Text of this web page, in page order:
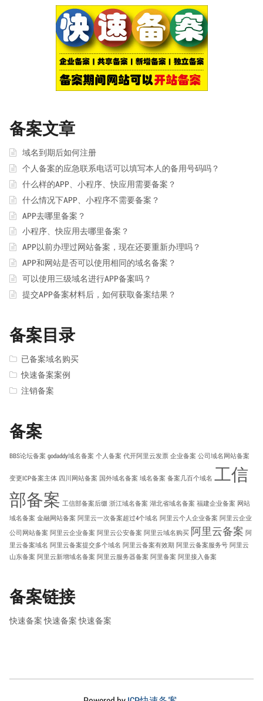
备案文章
域名到期后如何注册
个人备案的应急联系电话可以填写本人的备用号码吗？
什么样的APP、小程序、快应用需要备案？
什么情况下APP、小程序不需要备案？
APP去哪里备案？
小程序、快应用去哪里备案？
APP以前办理过网站备案，现在还要重新办理吗？
APP和网站是否可以使用相同的域名备案？
可以使用三级域名进行APP备案吗？
提交APP备案材料后，如何获取备案结果？
备案目录
已备案域名购买
快速备案案例
注销备案
备案
BBS论坛备案 godaddy域名备案 个人备案 代开阿里云发票 企业备案 公司域名网站备案
变更ICP备案主体 四川网站备案 国外域名备案 域名备案 备案几百个域名 工信
部备案 工信部备案后缀 浙江域名备案 湖北省域名备案 福建企业备案 网站
域名备案 金融网站备案 阿里云一次备案超过4个域名 阿里云个人企业备案 阿里云企业
公司网站备案 阿里云企业备案 阿里云公安备案 阿里云域名购买 阿里云备案 阿
里云备案域名 阿里云备案提交多个域名 阿里云备案有效期 阿里云备案服务号 阿里云
山东备案 阿里云新增域名备案 阿里云服务器备案 阿里备案 阿里接入备案
备案链接
快速备案 快速备案 快速备案